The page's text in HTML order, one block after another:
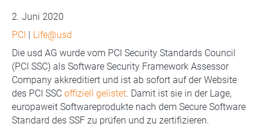
2. Juni 2020
PCI
Life@usd
Die usd AG wurde vom PCI Security Standards Council
(PCI SSC) als Software Security Framework Assessor
Company akkreditiert und ist ab sofort auf der Website
des PCI SSC offiziell gelistet. Damit ist sie in der Lage,
europaweit Softwareprodukte nach dem Secure Software
Standard des SSF zu prüfen und zu zertifizieren.